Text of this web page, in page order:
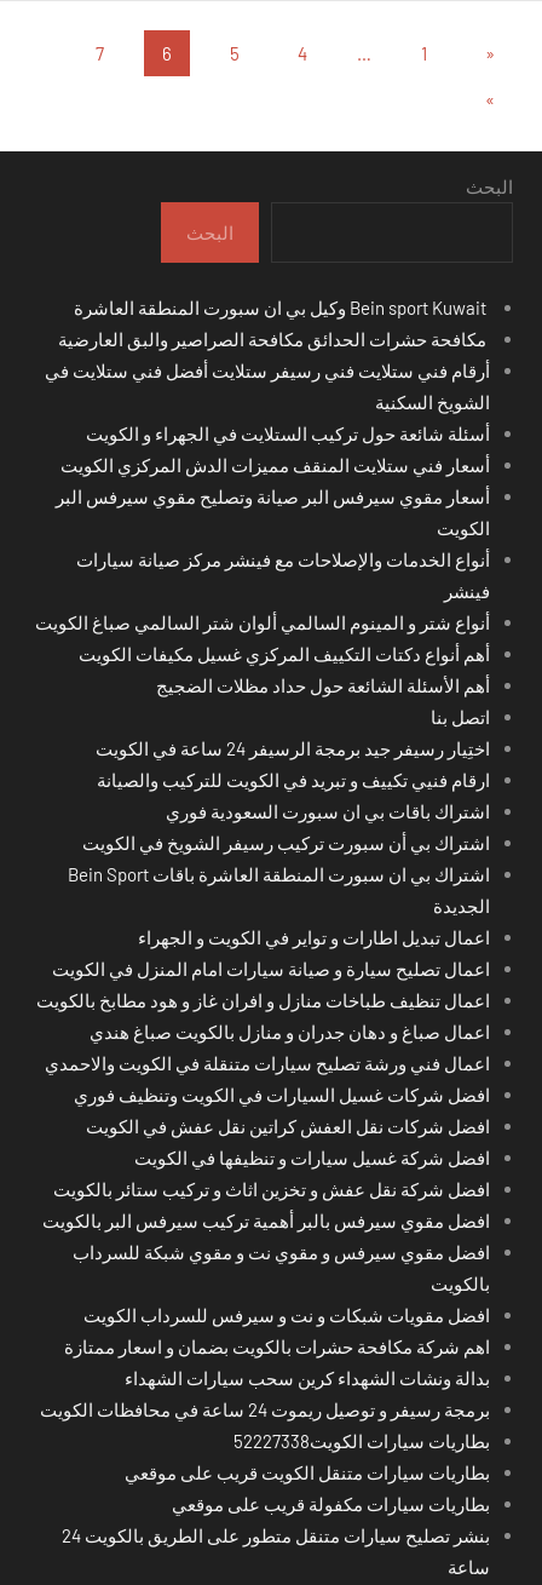
تعدد
صفحات
المقالات
« المقالات
1
…
4
5
6
7
المقالات
»
البحث
البحث
مكافحة حشرات الحدائق مكافحة الصراصير والبق العارضية
أرقام فني ستلايت فني رسيفر ستلايت أفضل فني ستلايت في
الشويخ السكنية
أسئلة شائعة حول تركيب الستلايت في الجهراء و الكويت
أسعار فني ستلايت المنقف مميزات الدش المركزي الكويت
أسعار مقوي سيرفس البر صيانة وتصليح مقوي سيرفس البر
الكويت
أنواع الخدمات والإصلاحات مع فينشر مركز صيانة سيارات
فينشر
أنواع شتر و المينوم السالمي ألوان شتر السالمي صباغ الكويت
أهم أنواع دكتات التكييف المركزي غسيل مكيفات الكويت
أهم الأسئلة الشائعة حول حداد مظلات الضجيج
اتصل بنا
اختِيار رسيفر جيد برمجة الرسيفر 24 ساعة في الكويت
ارقام فنيي تكييف و تبريد في الكويت للتركيب والصيانة
اشتراك باقات بي ان سبورت السعودية فوري
اشتراك بي أن سبورت تركيب رسيفر الشويخ في الكويت
اشتراك بي ان سبورت المنطقة العاشرة باقات Bein Sport
الجديدة
اعمال تبديل اطارات و تواير في الكويت و الجهراء
اعمال تصليح سيارة و صيانة سيارات امام المنزل في الكويت
اعمال تنظيف طباخات منازل و افران غاز و هود مطابخ بالكويت
اعمال صباغ و دهان جدران و منازل بالكويت صباغ هندي
اعمال فني ورشة تصليح سيارات متنقلة في الكويت والاحمدي
افضل شركات غسيل السيارات في الكويت وتنظيف فوري
افضل شركات نقل العفش كراتين نقل عفش في الكويت
افضل شركة غسيل سيارات و تنظيفها في الكويت
افضل شركة نقل عفش و تخزين اثاث و تركيب ستائر بالكويت
افضل مقوي سيرفس بالبر أهمية تركيب سيرفس البر بالكويت
افضل مقوي سيرفس و مقوي نت و مقوي شبكة للسرداب
بالكويت
افضل مقويات شبكات و نت و سيرفس للسرداب الكويت
اهم شركة مكافحة حشرات بالكويت بضمان و اسعار ممتازة
بدالة ونشات الشهداء كرين سحب سيارات الشهداء
برمجة رسيفر و توصيل ريموت 24 ساعة في محافظات الكويت
بطاريات سيارات الكويت52227338
بطاريات سيارات متنقل الكويت قريب على موقعي
بطاريات سيارات مكفولة قريب على موقعي
بنشر تصليح سيارات متنقل متطور على الطريق بالكويت 24
ساعة